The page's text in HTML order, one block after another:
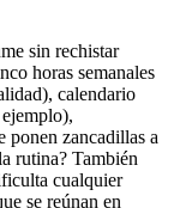
sin rechistar
horas semanales
calendario
zancadillas a
rutina? También
cualquier
se reúnan en